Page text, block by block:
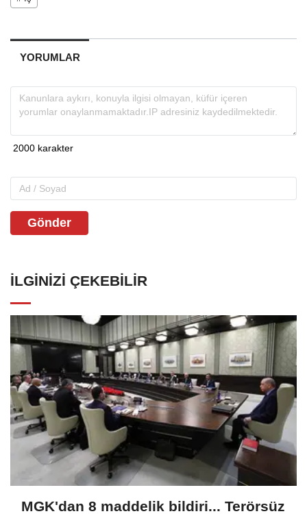
YORUMLAR
Gönder
İLGINIZI ÇEKEBILIR
MGK'dan 8 maddelik bildiri... Terörsüz